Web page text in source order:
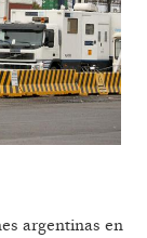
argentinas en